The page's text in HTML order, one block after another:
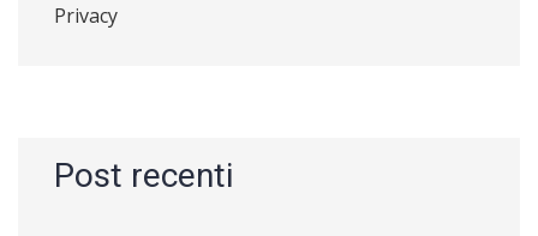
Privacy
Post recenti